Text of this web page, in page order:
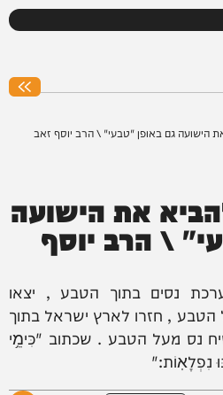
הישועה גם באופן "טבעי" \ הרב יוסף זאב
את הישועה
\ הרב יוסף
נסים בתוך הטבע , יצאו
, חזרו לארץ ישראל בתוך
נס מעל הטבע . שכתוב "כִּימֵ֥י
נִפְלָאֽוֹת:"